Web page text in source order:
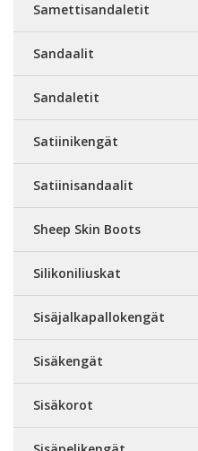
Samettisandaletit
Sandaalit
Sandaletit
Satiinikengät
Satiinisandaalit
Sheep Skin Boots
Silikoniliuskat
Sisäjalkapallokengät
Sisäkengät
Sisäkorot